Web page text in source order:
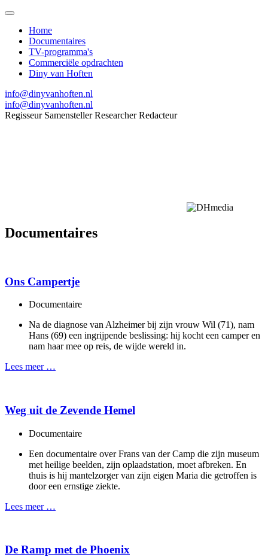
Home
Documentaires
TV-programma's
Commerciële opdrachten
Diny van Hoften
info@dinyvanhoften.nl
info@dinyvanhoften.nl
Regisseur Samensteller Researcher Redacteur
Documentaires
Ons Campertje
Documentaire
Na de diagnose van Alzheimer bij zijn vrouw Wil (71), nam
Hans (69) een ingrijpende beslissing: hij kocht een camper en
nam haar mee op reis, de wijde wereld in.
Lees meer …
Weg uit de Zevende Hemel
Documentaire
Een documentaire over Frans van der Camp die zijn museum
met heilige beelden, zijn oplaadstation, moet afbreken. En
thuis is hij mantelzorger van zijn eigen Maria die getroffen is
door een ernstige ziekte.
Lees meer …
De Ramp met de Phoenix